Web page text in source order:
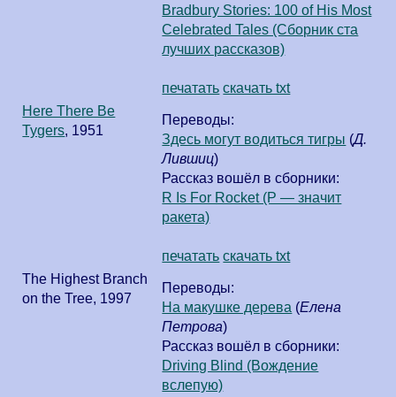
Bradbury Stories: 100 of His Most
Celebrated Tales (Сборник ста
лучших рассказов)
печатать скачать txt
Here There Be
Tygers, 1951
Переводы:
Здесь могут водиться тигры (Д.
Лившиц)
Рассказ вошёл в сборники:
R Is For Rocket (Р — значит
ракета)
печатать скачать txt
The Highest Branch
on the Tree, 1997
Переводы:
На макушке дерева (Елена
Петрова)
Рассказ вошёл в сборники:
Driving Blind (Вождение
вслепую)